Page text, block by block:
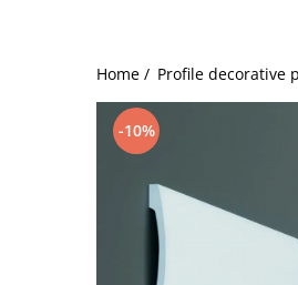
Profile decorative din polimer rigid
Brauri decorative din polimer rigid
Cornise decorative din polimer
Plinte decorative din polimer rigid
Home / Profile decorative
-10%